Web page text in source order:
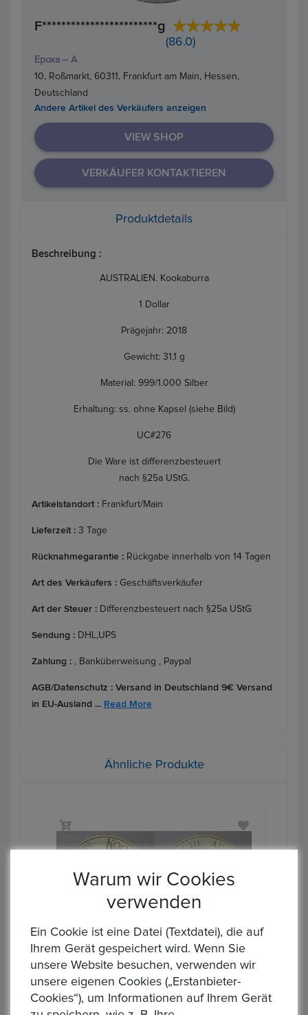
F************************g
(86.0)
Epoxa – A
10, Roßmarkt, 60311, Frankfurt am Main, Hessen,
Deutschland
Andere Artikel des Verkäufers anzeigen
VIEW SHOP
VERKÄUFER KONTAKTIEREN
Produktdetails
Beschreibung :
AUSTRALIEN. Kookaburra
1 Dollar
Prägejahr: 2018
Gewicht: 31,1 g
Material: 999/1.000 Silber
Erhaltung: ss. ohne Kapsel (siehe Bild)
UC#276
Die Ware ist differenzbesteuert
nach §25a UStG.
Artikelstandort : Frankfurt/Main
Lieferzeit : 3 Tage
Rücknahmegarantie : Rückgabe innerhalb von 14 Tagen
Art des Verkäufers : Geschäftsverkäufer
Art der Steuer : Differenzbesteuert nach §25a UStG
Sendung : DHL,UPS
Zahlung : , Banküberweisung , Paypal
AGB/Datenschutz : Versand in Deutschland 9€ Versand
in EU-Ausland ... Read More
Ähnliche Produkte
AUSTRALIEN. Kookaburra 2026, 1 Dollar 1 Unze FM-Frankfurt, Feinsilber: 31,1g
Startpreis : 1,00 €
Alle Gebote
0
Auktion Startzeit
Warum wir Cookies
verwenden
Ein Cookie ist eine Datei (Textdatei), die auf
Ihrem Gerät gespeichert wird. Wenn Sie
unsere Website besuchen, verwenden wir
unsere eigenen Cookies („Erstanbieter-
Cookies“), um Informationen auf Ihrem Gerät